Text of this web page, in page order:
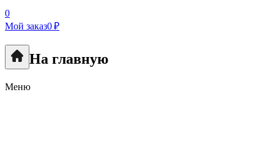
0
Мой заказ0 ₽
На главную
Меню